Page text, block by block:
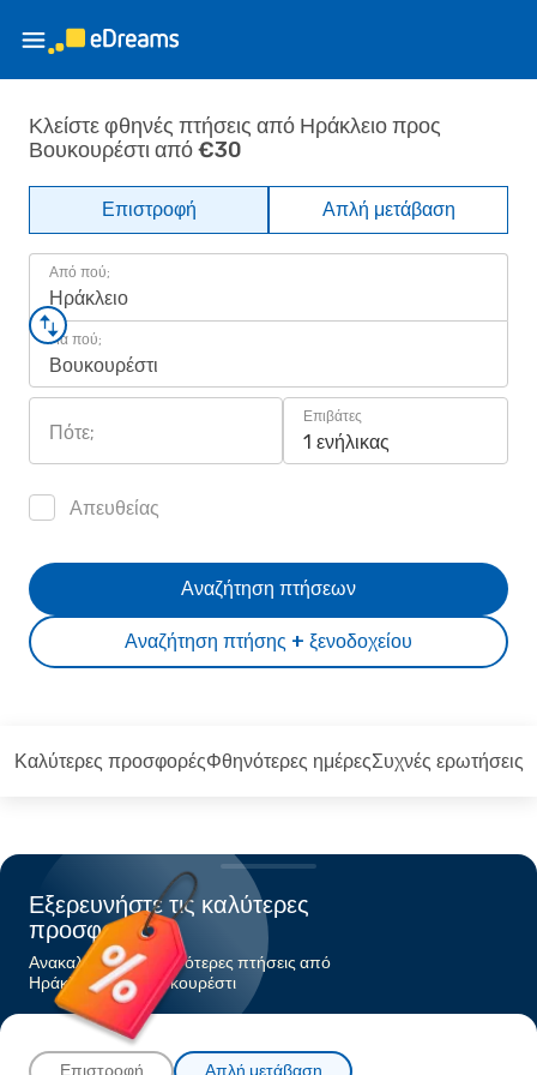
Κλείστε φθηνές πτήσεις από Ηράκλειο προς
Βουκουρέστι από €30
Επιστροφή Απλή μετάβαση
Από πού;
Ηράκλειο
Για πού;
Βουκουρέστι
Πότε;
Επιβάτες
1 ενήλικας
Απευθείας
Αναζήτηση πτήσης + ξενοδοχείου
Αναζήτηση πτήσεων
Καλύτερες προσφορέςΦθηνότερες ημέρεςΣυχνές ερωτήσεις
Εξερευνήστε τις καλύτερες
προσφορές
Ανακαλύψτε τις φθηνότερες πτήσεις από
Ηράκλειοπρος Βουκουρέστι
Επιστροφή Απλή μετάβαση